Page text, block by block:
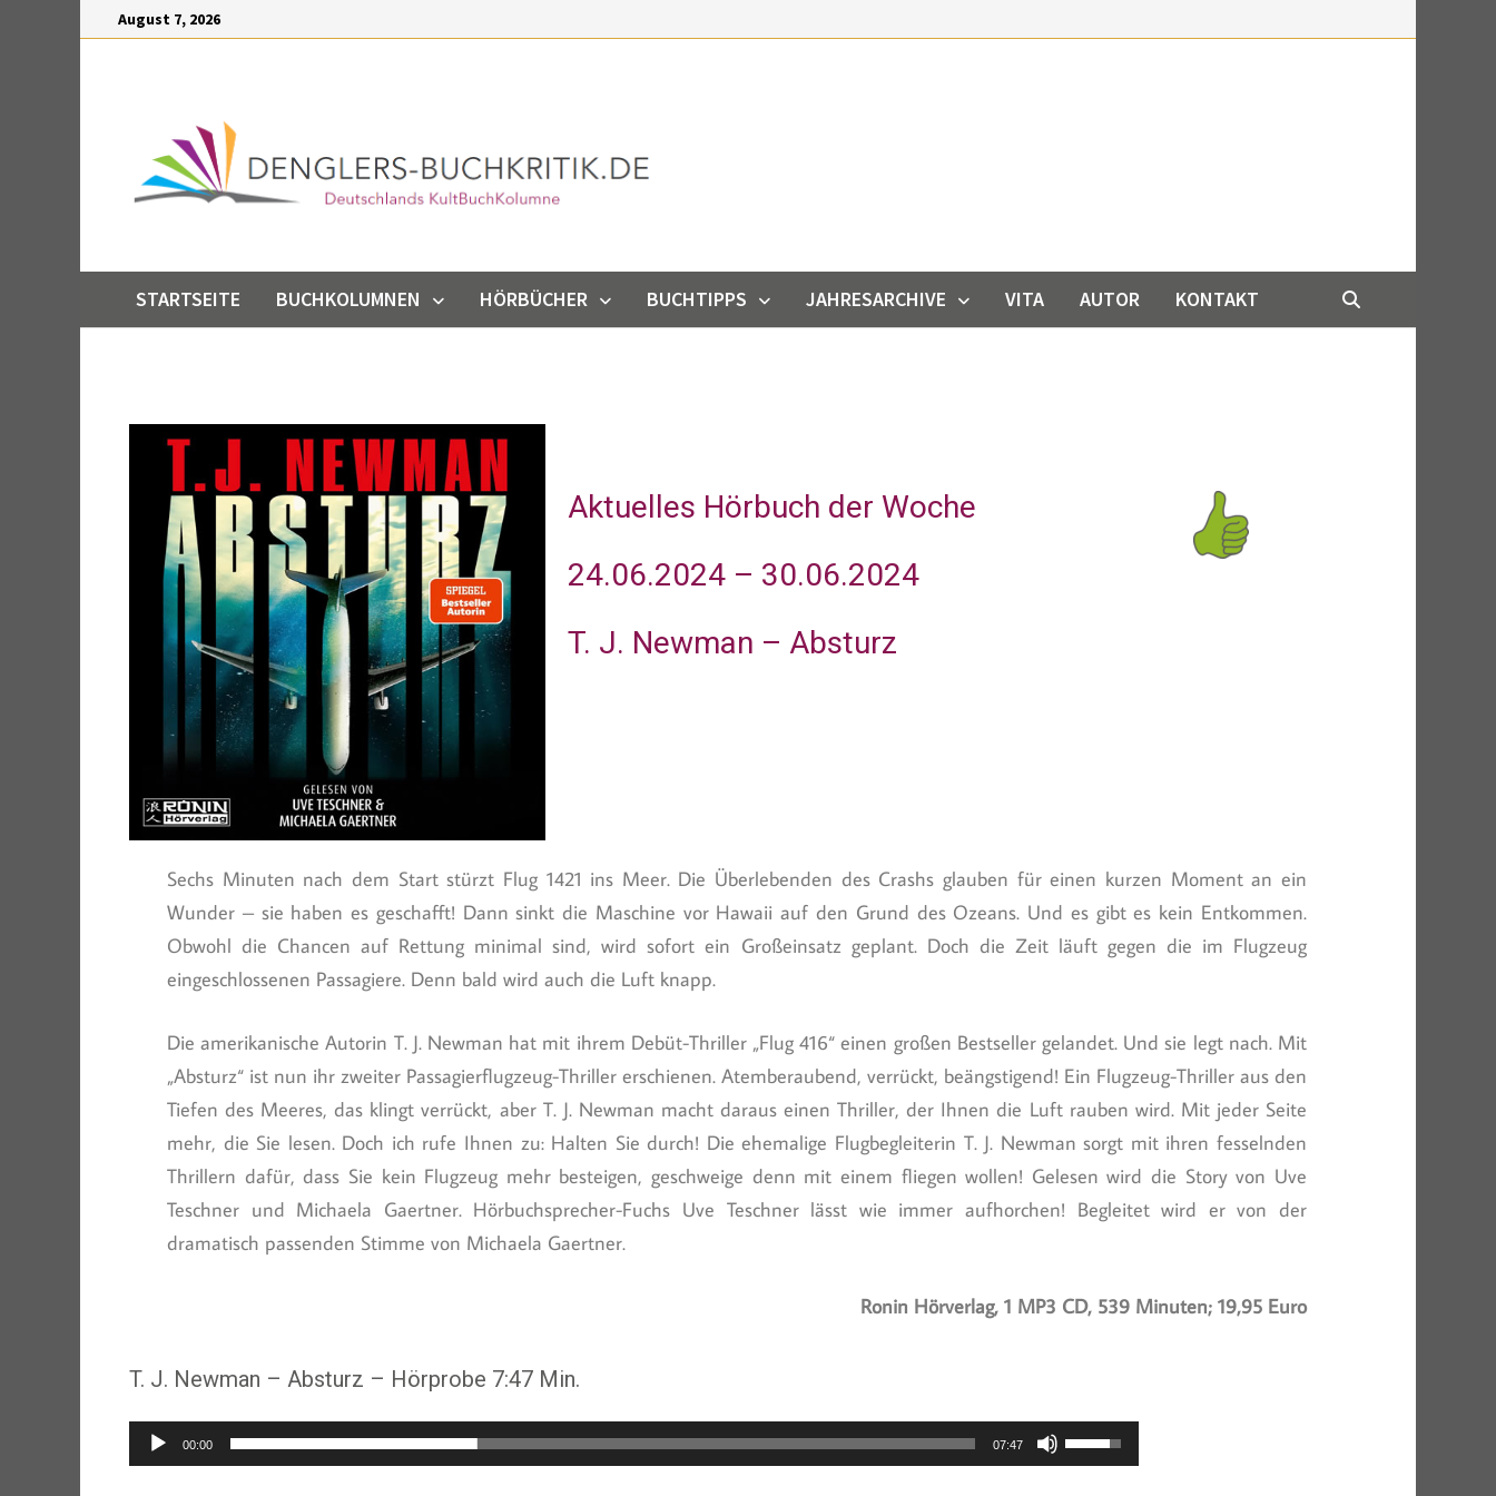
August 7, 2026
STARTSEITE BUCHKOLUMNEN HÖRBÜCHER BUCHTIPPS JAHRESARCHIVE VITA AUTOR KONTAKT
Aktuelles Hörbuch der Woche
24.06.2024 – 30.06.2024
T. J. Newman – Absturz
Sechs Minuten nach dem Start stürzt Flug 1421 ins Meer. Die Überlebenden des Crashs glauben für einen kurzen Moment an ein
Wunder – sie haben es geschafft! Dann sinkt die Maschine vor Hawaii auf den Grund des Ozeans. Und es gibt es kein Entkommen.
Obwohl die Chancen auf Rettung minimal sind, wird sofort ein Großeinsatz geplant. Doch die Zeit läuft gegen die im Flugzeug
eingeschlossenen Passagiere. Denn bald wird auch die Luft knapp.
Die amerikanische Autorin T. J. Newman hat mit ihrem Debüt-Thriller „Flug 416“ einen großen Bestseller gelandet. Und sie legt nach. Mit
„Absturz“ ist nun ihr zweiter Passagierflugzeug-Thriller erschienen. Atemberaubend, verrückt, beängstigend! Ein Flugzeug-Thriller aus den
Tiefen des Meeres, das klingt verrückt, aber T. J. Newman macht daraus einen Thriller, der Ihnen die Luft rauben wird. Mit jeder Seite
mehr, die Sie lesen. Doch ich rufe Ihnen zu: Halten Sie durch! Die ehemalige Flugbegleiterin T. J. Newman sorgt mit ihren fesselnden
Thrillern dafür, dass Sie kein Flugzeug mehr besteigen, geschweige denn mit einem fliegen wollen! Gelesen wird die Story von Uve
Teschner und Michaela Gaertner. Hörbuchsprecher-Fuchs Uve Teschner lässt wie immer aufhorchen! Begleitet wird er von der
dramatisch passenden Stimme von Michaela Gaertner.
Ronin Hörverlag, 1 MP3 CD, 539 Minuten; 19,95 Euro
T. J. Newman – Absturz – Hörprobe 7:47 Min.
Audio-
Player
00:00 07:47
Pfeiltasten
Hoch/Runter